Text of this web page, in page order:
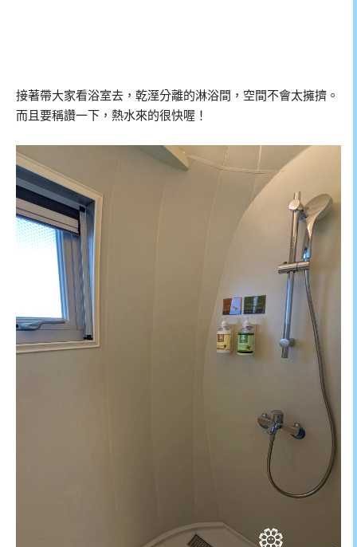
接著帶大家看浴室去，乾溼分離的淋浴間，空間不會太擁擠。
而且要稱讚一下，熱水來的很快喔！